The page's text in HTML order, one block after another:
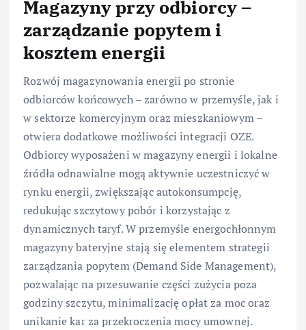
Magazyny przy odbiorcy –
zarządzanie popytem i
kosztem energii
Rozwój magazynowania energii po stronie
odbiorców końcowych – zarówno w przemyśle, jak i
w sektorze komercyjnym oraz mieszkaniowym –
otwiera dodatkowe możliwości integracji OZE.
Odbiorcy wyposażeni w magazyny energii i lokalne
źródła odnawialne mogą aktywnie uczestniczyć w
rynku energii, zwiększając autokonsumpcję,
redukując szczytowy pobór i korzystając z
dynamicznych taryf. W przemyśle energochłonnym
magazyny bateryjne stają się elementem strategii
zarządzania popytem (Demand Side Management),
pozwalając na przesuwanie części zużycia poza
godziny szczytu, minimalizację opłat za moc oraz
unikanie kar za przekroczenia mocy umownej.